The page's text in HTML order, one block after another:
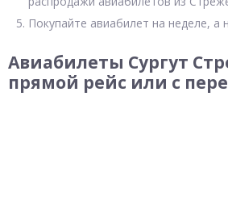
Покупайте авиабилет на неделе, а
Авиабилеты Сургут
прямой рейс или с